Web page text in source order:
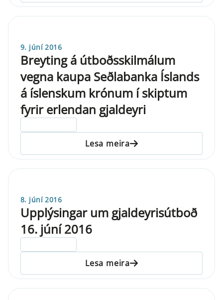
9. júní 2016
Breyting á útboðsskilmálum
vegna kaupa Seðlabanka Íslands
á íslenskum krónum í skiptum
fyrir erlendan gjaldeyri
Lesa meira
8. júní 2016
Upplýsingar um gjaldeyrisútboð
16. júní 2016
Lesa meira